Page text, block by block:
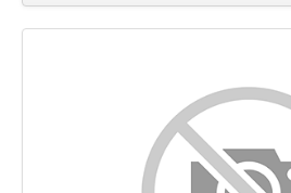
Tillbaka till toppen
Nyckelord